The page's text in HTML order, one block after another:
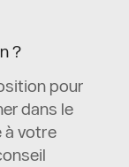
?
pour
dans le
à votre